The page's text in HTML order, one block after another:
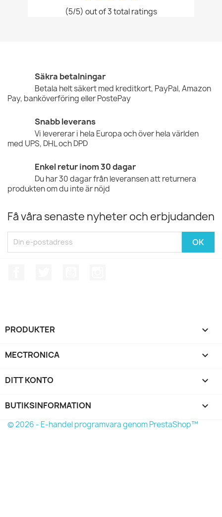
(5/5) out of 3 total ratings
Säkra betalningar
Betala helt säkert med kreditkort, PayPal, Amazon
Pay, banköverföring eller PostePay
Snabb leverans
Vi levererar i hela Europa och över hela världen
med UPS, DHL och DPD
Enkel retur inom 30 dagar
Du har 30 dagar från leveransen att returnera
produkten om du inte är nöjd
Få våra senaste nyheter och erbjudanden
PRODUKTER 
MECTRONICA 
DITT KONTO 
BUTIKSINFORMATION keyboard_arrow_down
© 2026 - E-handel programvara genom PrestaShop™